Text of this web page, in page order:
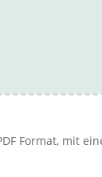
Format, mit